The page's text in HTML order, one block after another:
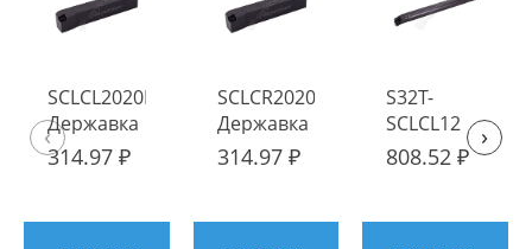
SCLCL2020K12
Державка
токарная
314.97 ₽
SCLCR2020K12
Державка
токарная
314.97 ₽
S32T-
SCLCL12
Державка
ИПК
808.52 ₽
‹ ›